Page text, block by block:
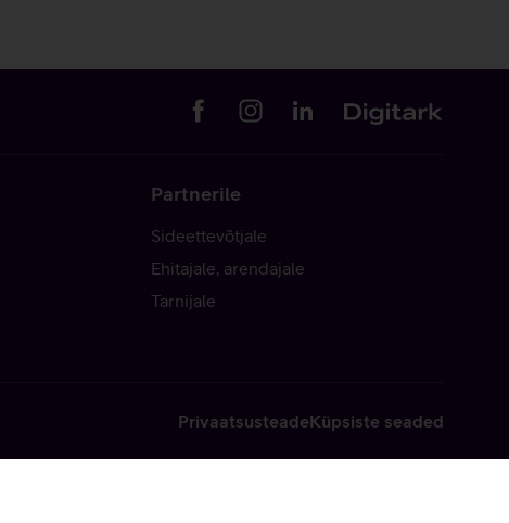
Partnerile
Sideettevõtjale
Ehitajale, arendajale
Tarnijale
PrivaatsusteadeKüpsiste seaded